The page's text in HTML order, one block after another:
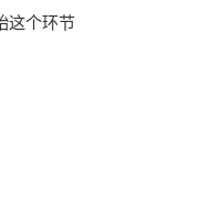
这个环节